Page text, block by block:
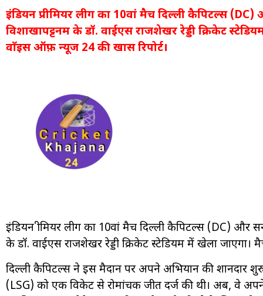
इंडियन प्रीमियर लीग का 10वां मैच दिल्ली कैपिटल्स
विशाखापट्टनम के डॉ. वाईएस राजशेखर रेड्डी क्रिकेट
वाॅइस ऑफ़ न्यूज 24 की खास रिपोर्ट।
इंडियन प्रीमियर लीग का 10वां मैच दिल्ली कैपिटल्स (DC) और
के डॉ. वाईएस राजशेखर रेड्डी क्रिकेट स्टेडियम में खेला
दिल्ली कैपिटल्स ने इस मैदान पर अपने अभियान की
(LSG) को एक विकेट से रोमांचक जीत दर्ज की थी। अब, वे